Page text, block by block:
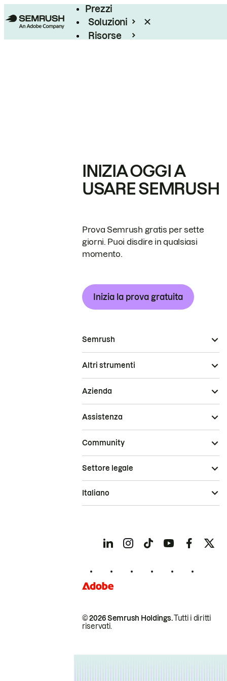
Prezzi
Soluzioni
Risorse
INIZIA OGGI A
USARE SEMRUSH
Prova Semrush gratis per sette
giorni. Puoi disdire in qualsiasi
momento.
Inizia la prova gratuita
Semrush
Altri strumenti
Azienda
Assistenza
Community
© 2026 Semrush Holdings.Tutti i diritti
riservati.
Settore legale
Italiano